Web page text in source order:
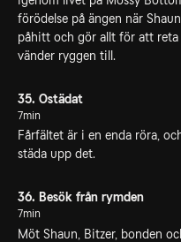
förödelse på ängen när
påhitt och gör allt för att
vänder ryggen till.
35. Ostädat
7min
Fårfältet är i en enda röra,
städa upp det.
36. Besök från rymden
7min
Möt Shaun, Bitzer, bonden